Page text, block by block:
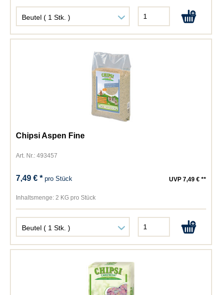
Chipsi Aspen Fine
Art. Nr.: 493457
7,49 € *pro Stück UVP 7,49 € **
Inhaltsmenge: 2 KG pro Stück